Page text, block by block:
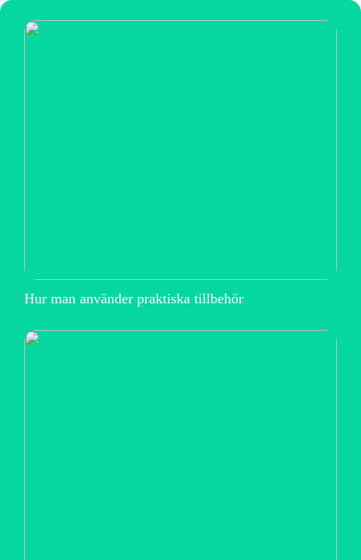
Hur man använder praktiska tillbehör